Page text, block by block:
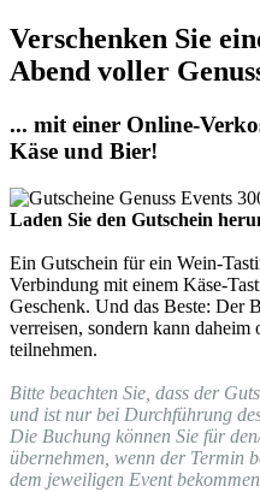
Verschenken Sie
Abend voller
... mit einer Online-
Käse und Bier!
Laden Sie den Gutschein
Ein Gutschein für ein Wein-
Verbindung mit einem Käse-
Geschenk. Und das Beste: Der
verreisen, sondern kann daheim
teilnehmen.
Bitte beachten Sie, dass der
und ist nur bei Durchführung
Die Buchung können Sie für
übernehmen, wenn der Termin
dem jeweiligen Event